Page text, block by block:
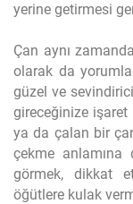
yerine getirmesi
Çan aynı
olarak da
güzel ve
gireceğinize
ya da çalan bir
çekme anlamına
görmek, dikkat
öğütlere kulak